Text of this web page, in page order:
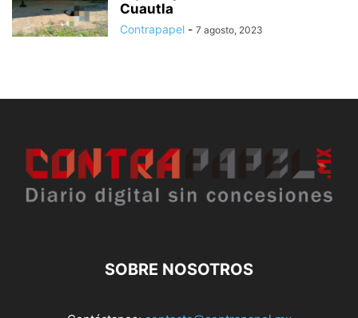
Cuautla
Contrapapel - 7 agosto, 2023
SOBRE NOSOTROS